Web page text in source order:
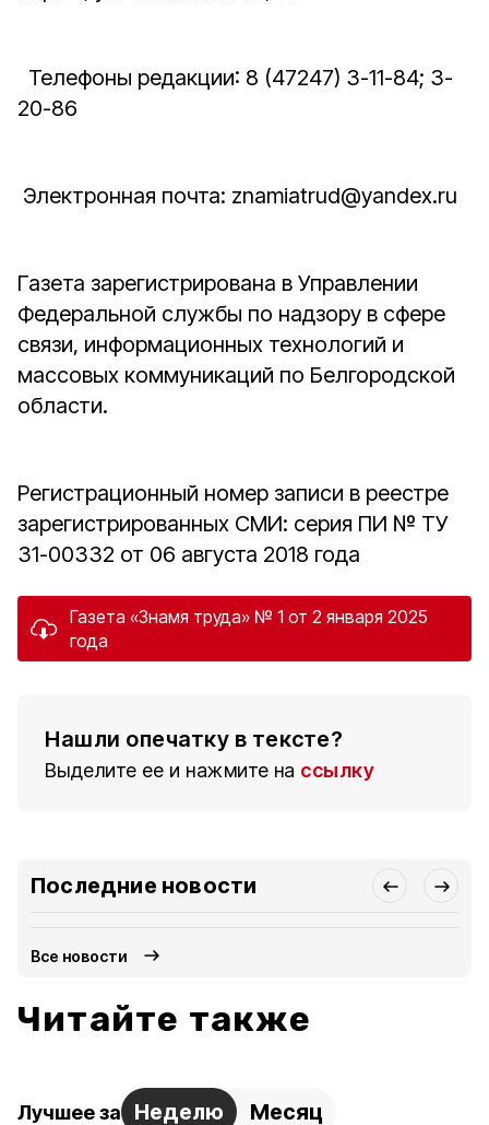
Телефоны редакции: 8 (47247) 3-11-84; 3-
20-86
Электронная почта: znamiatrud@yandex.ru
Газета зарегистрирована в Управлении
Федеральной службы по надзору в сфере
связи, информационных технологий и
массовых коммуникаций по Белгородской
области.
Регистрационный номер записи в реестре
зарегистрированных СМИ: серия ПИ № ТУ
31-00332 от 06 августа 2018 года
Газета «Знамя труда» № 1 от 2 января 2025
года
Нашли опечатку в тексте?
Выделите ее и нажмите на ссылку
Последние новости
Все новости
Читайте также
Лучшее за Неделю Месяц